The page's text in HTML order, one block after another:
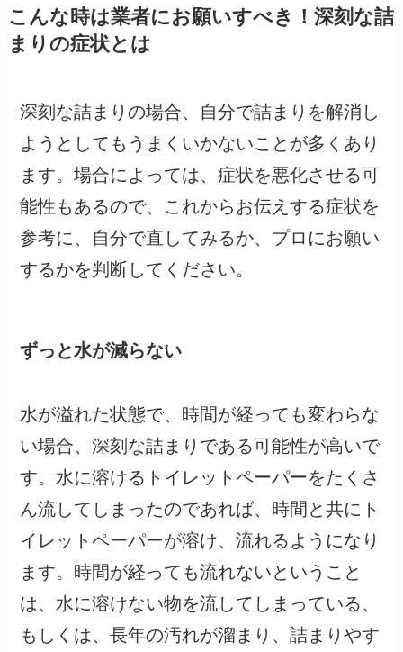
こんな時は業者にお願いすべき！深刻な詰
まりの症状とは
深刻な詰まりの場合、自分で詰まりを解消し
ようとしてもうまくいかないことが多くあり
ます。場合によっては、症状を悪化させる可
能性もあるので、これからお伝えする症状を
参考に、自分で直してみるか、プロにお願い
するかを判断してください。
ずっと水が減らない
水が溢れた状態で、時間が経っても変わらな
い場合、深刻な詰まりである可能性が高いで
す。水に溶けるトイレットペーパーをたくさ
ん流してしまったのであれば、時間と共にト
イレットペーパーが溶け、流れるようになり
ます。時間が経っても流れないということ
は、水に溶けない物を流してしまっている、
もしくは、長年の汚れが溜まり、詰まりやす